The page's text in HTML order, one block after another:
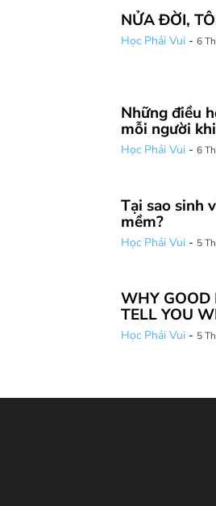
NỬA ĐỜI,
Học Phải Vui - 6
Những điều
mỗi người
Học Phải Vui - 6
Tại sao sinh
mềm?
Học Phải Vui - 5
WHY GOOD
TELL YOU
Học Phải Vui - 5